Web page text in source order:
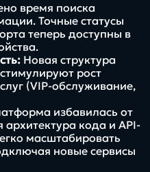
время поиска
Точные статусы
теперь доступны в
Новая структура
рост
(VIP-обслуживание,
избавилась от
архитектура кода и API-
масштабировать
новые сервисы